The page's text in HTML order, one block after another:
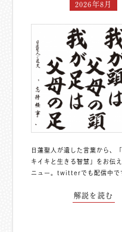
2026年8月
日蓮聖人が遺した言葉から、
キイキと生きる智慧」をお伝
ニュー。 twitterでも配信中 で
解説を読む